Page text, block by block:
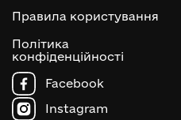
Правила користування
Політика
конфіденційності
Facebook
Instagram